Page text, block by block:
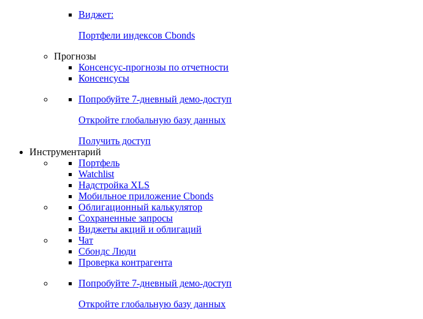
Виджет:
Портфели индексов Cbonds
Прогнозы
Консенсус-прогнозы по отчетности
Консенсусы
Попробуйте 7-дневный демо-доступ
Откройте глобальную базу данных
Получить доступ
Инструментарий
Портфель
Watchlist
Надстройка XLS
Мобильное приложение Cbonds
Облигационный калькулятор
Сохраненные запросы
Виджеты акций и облигаций
Чат
Сбондс Люди
Проверка контрагента
Попробуйте 7-дневный демо-доступ
Откройте глобальную базу данных